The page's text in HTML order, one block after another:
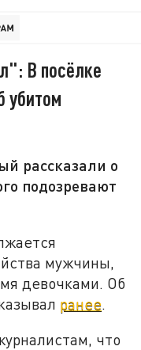
В посёлке
убитом
рассказали о
подозревают
мужчины,
девочками. Об
ранее.
что